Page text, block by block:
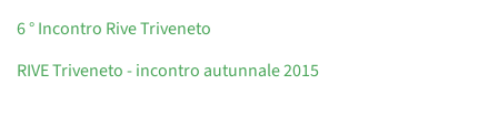
6 ° Incontro Rive Triveneto
RIVE Triveneto - incontro autunnale 2015